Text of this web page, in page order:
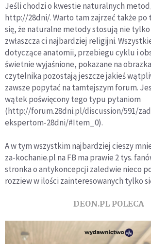
Jeśli chodzi o kwestie naturalnych
http://28dni/. Warto tam zajrzeć także po
się, że naturalne metody stosują nie
zwłaszcza ci najbardziej religijni.
dotyczące anatomii, przebiegu cyklu i
świetnie wyjaśnione, pokazane na
czytelnika pozostają jeszcze jakieś
zawsze popytać na tamtejszym forum.
wątek poświęcony tego typu pytaniom
(http://forum.28dni.pl/discussion/591/
ekspertom-28dni/#Item_0).
A w tym wszystkim najbardziej cieszy
za-kochanie.pl na FB ma prawie 2 tys.
stronka o antykoncepcji zaledwie nieco
rozziew w ilości zainteresowanych tylko
DEON.PL POLECA